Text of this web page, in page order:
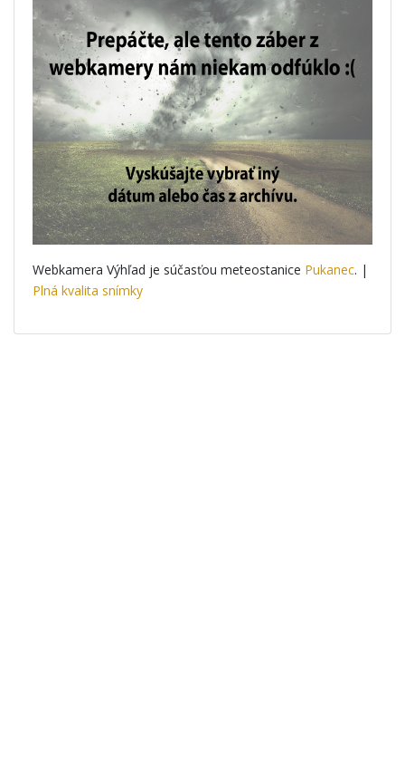
Webkamera Výhľad je súčasťou meteostanice Pukanec. |
Plná kvalita snímky